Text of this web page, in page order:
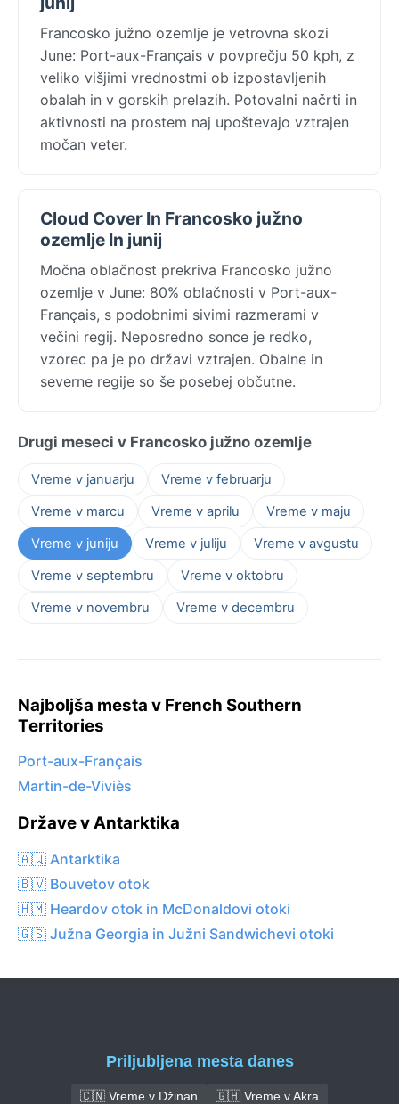
Francosko južno ozemlje je vetrovna skozi
June: Port-aux-Français v povprečju 50 kph, z
veliko višjimi vrednostmi ob izpostavljenih
obalah in v gorskih prelazih. Potovalni načrti in
aktivnosti na prostem naj upoštevajo vztrajen
močan veter.
Cloud Cover In Francosko južno
ozemlje In junij
Močna oblačnost prekriva Francosko južno
ozemlje v June: 80% oblačnosti v Port-aux-
Français, s podobnimi sivimi razmerami v
večini regij. Neposredno sonce je redko,
vzorec pa je po državi vztrajen. Obalne in
severne regije so še posebej občutne.
Drugi meseci v Francosko južno ozemlje
Vreme v januarju
Vreme v februarju
Vreme v marcu
Vreme v aprilu
Vreme v maju
Vreme v juniju
Vreme v juliju
Vreme v avgustu
Vreme v septembru
Vreme v oktobru
Vreme v novembru
Vreme v decembru
Najboljša mesta v French Southern
Territories
Port-aux-Français
Martin-de-Viviès
Države v Antarktika
🇦🇶 Antarktika
🇧🇻 Bouvetov otok
🇭🇲 Heardov otok in McDonaldovi otoki
🇬🇸 Južna Georgia in Južni Sandwichevi otoki
Priljubljena mesta danes
🇨🇳 Vreme v Džinan
🇬🇭 Vreme v Akra